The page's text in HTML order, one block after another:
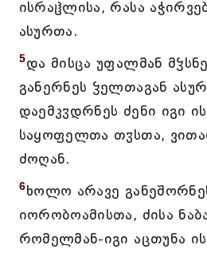
ისრაჱლისა, რასა
ასურთა.
5და მისცა უფალმან
განერნეს ჴელთაგან
დაემკჳდრნეს ძენი იგი
საყოფელთა თჳსთა,
ძოღან.
6ხოლო არავე
იორობოამისთა, ძისა
რომელმან-იგი აცთუნა